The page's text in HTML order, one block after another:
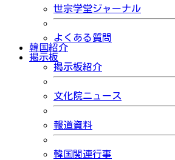
世宗学堂ジャーナル
よくある質問
韓国紹介
掲示板
掲示板紹介
文化院ニュース
報道資料
韓国関連行事